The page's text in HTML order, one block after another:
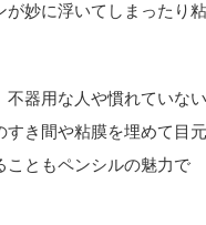
が妙に浮いてしまったり粘
不器用な人や慣れていない
すき間や粘膜を埋めて目元
こともペンシルの魅力で